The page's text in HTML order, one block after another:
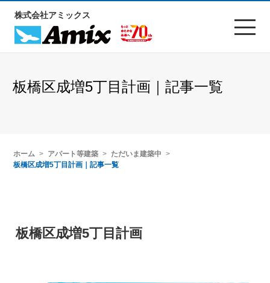
株式会社アミックス
板橋区成増5丁目計画｜記事一覧
ホーム アパート等建築
ただいま建築中
板橋区成増5丁目計画｜記事一覧
板橋区成増5丁目計画